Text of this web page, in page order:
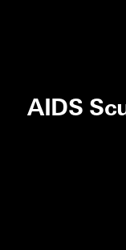
AIDS